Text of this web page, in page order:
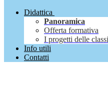
Didattica
Panoramica
Offerta formativa
I progetti delle classi
Info utili
Contatti